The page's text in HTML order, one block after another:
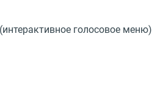
голосовое меню)